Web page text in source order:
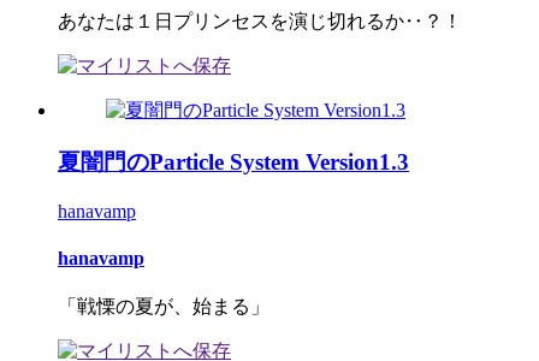
あなたは１日プリンセスを演じ切れるか‥？！
夏闇門のParticle System Version1.3
hanavamp
hanavamp
「戦慄の夏が、始まる」